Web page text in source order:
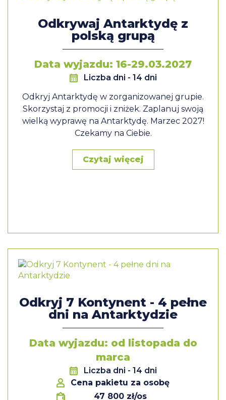
Odkrywaj Antarktydę z
polską grupą
Data wyjazdu: 16-29.03.2027
Liczba dni - 14 dni
Odkryj Antarktydę w zorganizowanej grupie.
Skorzystaj z promocji i zniżek. Zaplanuj swoją
wielką wyprawę na Antarktydę. Marzec 2027!
Czekamy na Ciebie.
Czytaj więcej
Odkryj 7 Kontynent - 4 pełne
dni na Antarktydzie
Data wyjazdu: od listopada do
marca
Liczba dni - 14 dni
Cena pakietu za osobę
47 800 zł/os